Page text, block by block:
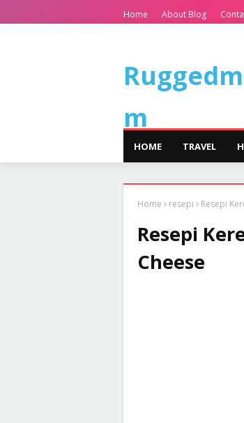
Home About Blog
m
HOME TRAVEL
Home resepi Resepi
Resepi
Cheese